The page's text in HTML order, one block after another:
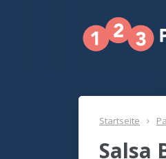
Startseite
Salsa